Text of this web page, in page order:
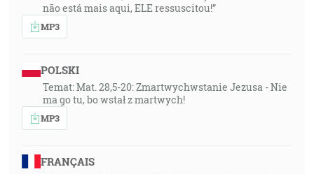
não está mais aqui, ELE ressuscitou!”
MP3
POLSKI
Temat: Mat. 28,5-20: Zmartwychwstanie Jezusa - Nie
ma go tu, bo wstał z martwych!
MP3
FRANÇAIS